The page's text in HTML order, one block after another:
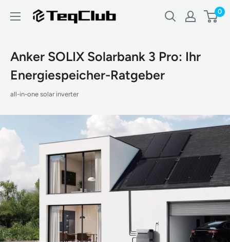
zum
TeqClub.com 0
Anker SOLIX Solarbank 3 Pro: Ihr
Energiespeicher-Ratgeber
all-in-one solar inverter